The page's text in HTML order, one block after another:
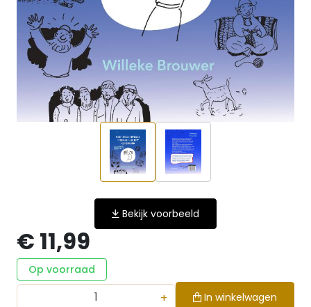
Bekijk voorbeeld
€ 11,99
Op voorraad
+ In winkelwagen